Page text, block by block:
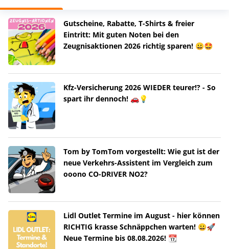
Gutscheine, Rabatte, T-Shirts & freier
Eintritt: Mit guten Noten bei den
Zeugnisaktionen 2026 richtig sparen! 😀🤩
Kfz-Versicherung 2026 WIEDER teurer!? - So
spart ihr dennoch! 🚗💡
Tom by TomTom vorgestellt: Wie gut ist der
neue Verkehrs-Assistent im Vergleich zum
ooono CO-DRIVER NO2?
Lidl Outlet Termine im August - hier können
RICHTIG krasse Schnäppchen warten! 😀🚀
Neue Termine bis 08.08.2026! 📆